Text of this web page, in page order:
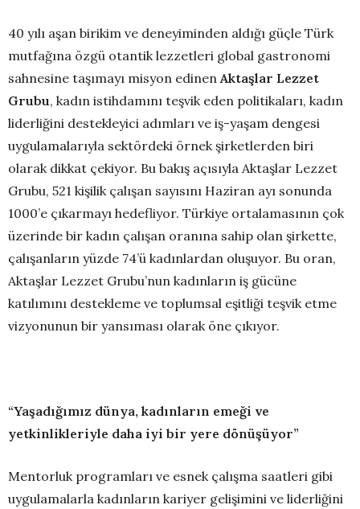
40 yılı aşan birikim ve deneyiminden aldığı güçle Türk
mutfağına özgü otantik lezzetleri global gastronomi
sahnesine taşımayı misyon edinenAktaşlar Lezzet
Grubu, kadın istihdamını teşvik eden politikaları, kadın
liderliğini destekleyici adımları ve iş-yaşam dengesi
uygulamalarıyla sektördeki örnek şirketlerden biri
olarak dikkat çekiyor. Bu bakış açısıyla Aktaşlar Lezzet
Grubu, 521 kişilik çalışan sayısını Haziran ayı sonunda
1000’e çıkarmayı hedefliyor. Türkiye ortalamasının çok
üzerinde bir kadın çalışan oranına sahip olan şirkette,
çalışanların yüzde 74’ü kadınlardan oluşuyor. Bu oran,
Aktaşlar Lezzet Grubu’nun kadınların iş gücüne
katılımını destekleme ve toplumsal eşitliği teşvik etme
vizyonunun bir yansıması olarak öne çıkıyor.
“Yaşadığımız dünya, kadınların emeği ve
yetkinlikleriyle daha iyi bir yere dönüşüyor”
Mentorluk programları ve esnek çalışma saatleri gibi
uygulamalarla kadınların kariyer gelişimini ve liderliğini